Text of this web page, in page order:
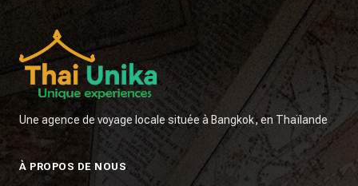
Une agence de voyage locale située à Bangkok, en Thaïlande
À PROPOS DE NOUS